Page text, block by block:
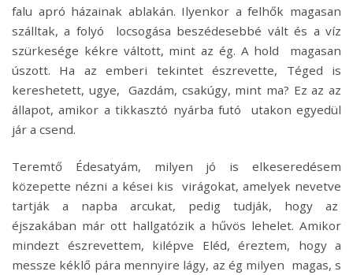
falu apró házainak ablakán. Ilyenkor a felhők magasan
szálltak, a folyó locsogása beszédesebbé vált és a víz
szürkesége kékre váltott, mint az ég. A hold magasan
úszott. Ha az emberi tekintet észrevette, Téged is
kereshetett, ugye, Gazdám, csakúgy, mint ma? Ez az az
állapot, amikor a tikkasztó nyárba futó utakon egyedül
jár a csend.
Teremtő Édesatyám, milyen jó is elkeseredésem
közepette nézni a kései kis virágokat, amelyek nevetve
tartják a napba arcukat, pedig tudják, hogy az
éjszakában már ott hallgatózik a hűvös lehelet. Amikor
mindezt észrevettem, kilépve Eléd, éreztem, hogy a
messze kéklő pára mennyire lágy, az ég milyen magas, s